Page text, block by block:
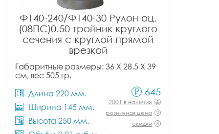
Ф140-240/Ф140-30 Рулон оц.
(08ПС)0.50 тройник круглого
сечения с круглой прямой
врезкой
Габаритные размеры: 36 X 28.5 X 39
см, вес 505 гр.
Длина 220 мм.
Ширина 145 мм.
Высота 250 мм.
645
200+ в наличии
розничная цена
скидки